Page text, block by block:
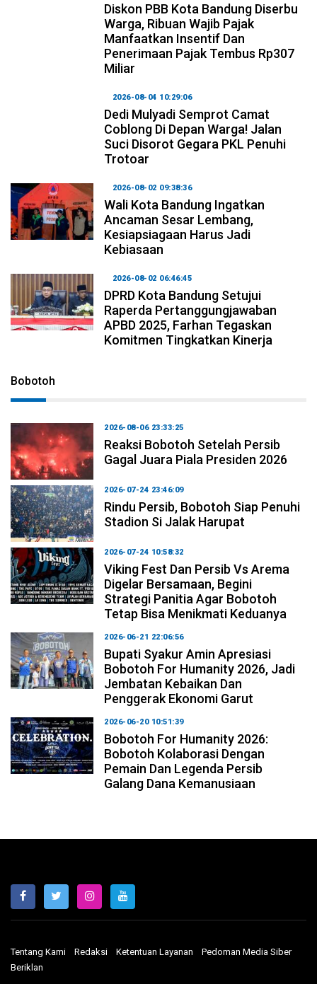
Diskon PBB Kota Bandung Diserbu
Warga, Ribuan Wajib Pajak
Manfaatkan Insentif Dan
Penerimaan Pajak Tembus Rp307
Miliar
2026-08-04 10:29:06
Dedi Mulyadi Semprot Camat
Coblong Di Depan Warga! Jalan
Suci Disorot Gegara PKL Penuhi
Trotoar
2026-08-02 09:38:36
Wali Kota Bandung Ingatkan
Ancaman Sesar Lembang,
Kesiapsiagaan Harus Jadi
Kebiasaan
2026-08-02 06:46:45
DPRD Kota Bandung Setujui
Raperda Pertanggungjawaban
APBD 2025, Farhan Tegaskan
Komitmen Tingkatkan Kinerja
Bobotoh
2026-08-06 23:33:25
Reaksi Bobotoh Setelah Persib
Gagal Juara Piala Presiden 2026
2026-07-24 23:46:09
Rindu Persib, Bobotoh Siap Penuhi
Stadion Si Jalak Harupat
2026-07-24 10:58:32
Viking Fest Dan Persib Vs Arema
Digelar Bersamaan, Begini
Strategi Panitia Agar Bobotoh
Tetap Bisa Menikmati Keduanya
2026-06-21 22:06:56
Bupati Syakur Amin Apresiasi
Bobotoh For Humanity 2026, Jadi
Jembatan Kebaikan Dan
Penggerak Ekonomi Garut
2026-06-20 10:51:39
Bobotoh For Humanity 2026:
Bobotoh Kolaborasi Dengan
Pemain Dan Legenda Persib
Galang Dana Kemanusiaan
Tentang Kami Redaksi Ketentuan Layanan
Pedoman Media Siber
Beriklan